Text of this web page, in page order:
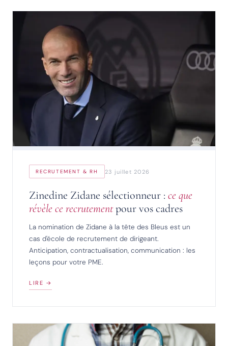
RECRUTEMENT & RH 23 juillet 2026
Zinedine Zidane sélectionneur : ce que
révèle ce recrutementpour vos cadres
La nomination de Zidane à la tête des Bleus est un
cas d'école de recrutement de dirigeant.
Anticipation, contractualisation, communication : les
leçons pour votre PME.
LIRE →